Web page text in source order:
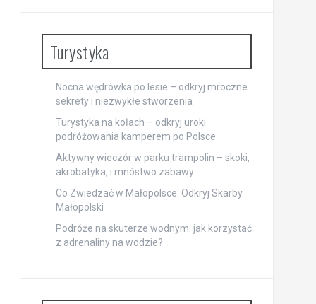
Turystyka
Nocna wędrówka po lesie – odkryj mroczne
sekrety i niezwykłe stworzenia
Turystyka na kołach – odkryj uroki
podróżowania kamperem po Polsce
Aktywny wieczór w parku trampolin – skoki,
akrobatyka, i mnóstwo zabawy
Co Zwiedzać w Małopolsce: Odkryj Skarby
Małopolski
Podróże na skuterze wodnym: jak korzystać
z adrenaliny na wodzie?